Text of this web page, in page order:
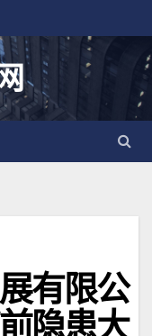
有限公
隐患大